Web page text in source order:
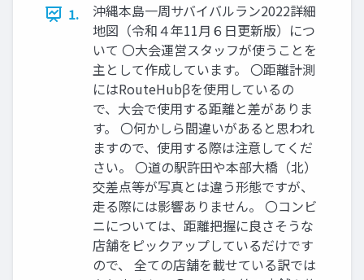
1.
沖縄本島一周サバイバルラン2022詳細
地図（令和４年11月６日更新版）につ
いて 〇大会運営スタッフが使うことを
主として作成しています。 〇距離計測
にはRouteHubβを使用しているの
で、大会で使用する距離と差がありま
す。 〇何かしら間違いがあると思われ
ますので、使用する際は注意してくだ
さい。 〇道の駅許田や本部大橋（北）
交差点等が写真とは違う形態ですが、
走る際には影響ありません。 〇コンビ
ニについては、距離把握に良さそうな
店舗をピックアップしているだけです
ので、 全ての店舗を載せている訳では